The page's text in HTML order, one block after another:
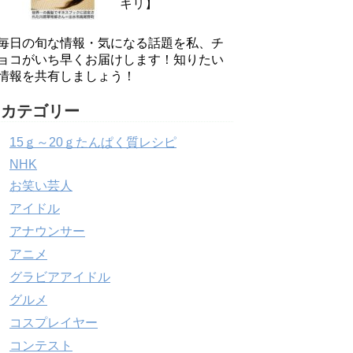
キリ】
日の旬な情報・気になる話題を私、チ
コがいち早くお届けします！知りたい
報を共有しましょう！
カテゴリー
15ｇ～20ｇたんぱく質レシピ
NHK
お笑い芸人
アイドル
アナウンサー
アニメ
グラビアアイドル
グルメ
コスプレイヤー
コンテスト